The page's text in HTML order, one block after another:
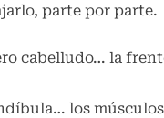
parte por parte.
cabelludo… la
los